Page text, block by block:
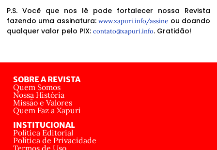
P.S. Você que nos lê pode fortalecer nossa Revista
fazendo uma assinatura:www.xapuri.info/assine ou doando
qualquer valor pelo PIX: contato@xapuri.info. Gratidão!
SOBRE A REVISTA
Quem Somos
Nossa História
Missão e Valores
Quem Faz a Xapuri
INSTITUCIONAL
Política Editorial
Política de Privacidade